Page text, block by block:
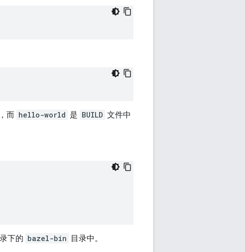
而 hello-world 是 BUILD 文件中
下的 bazel-bin 目录中。